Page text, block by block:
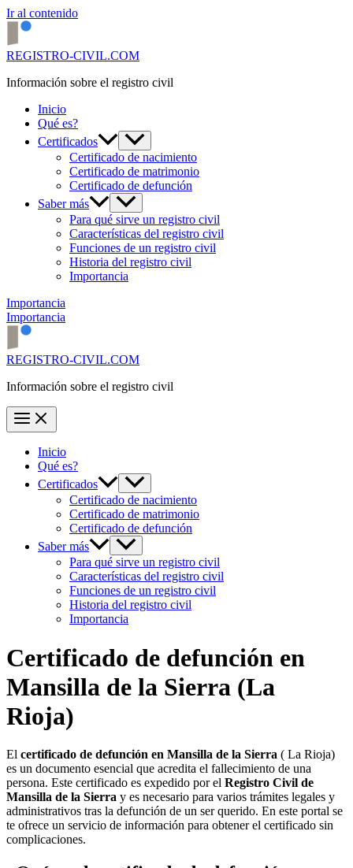
Ir al contenido
REGISTRO-CIVIL.COM
Información sobre el registro civil
Inicio
Qué es?
Certificados
Certificado de nacimiento
Certificado de matrimonio
Certificado de defunción
Saber más
Para qué sirve un registro civil
Características del registro civil
Funciones de un registro civil
Historia del registro civil
Importancia
Importancia
Importancia
REGISTRO-CIVIL.COM
Información sobre el registro civil
Inicio
Qué es?
Certificados
Certificado de nacimiento
Certificado de matrimonio
Certificado de defunción
Saber más
Para qué sirve un registro civil
Características del registro civil
Funciones de un registro civil
Historia del registro civil
Importancia
Certificado de defunción en
Mansilla de la Sierra (La
Rioja)
El certificado de defunción en Mansilla de la Sierra ( La Rioja)
es un documento esencial que acredita el fallecimiento de una
persona. Este certificado es expedido por el Registro Civil de
Mansilla de la Sierra y es necesario para varios trámites legales y
administrativos tras la defunción de un ser querido. En este portal se
te ofrece un servicio de información para obtener el certificado sin
complicaciones.